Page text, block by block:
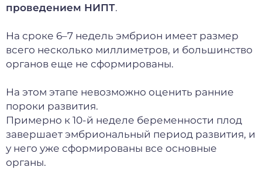
проведением НИПТ.
На сроке 6–7 недель эмбрион имеет размер
всего несколько миллиметров, и большинство
органов еще не сформированы.
На этом этапе невозможно оценить ранние
пороки развития.
Примерно к 10-й неделе беременности плод
завершает эмбриональный период развития, и
у него уже сформированы все основные
органы.